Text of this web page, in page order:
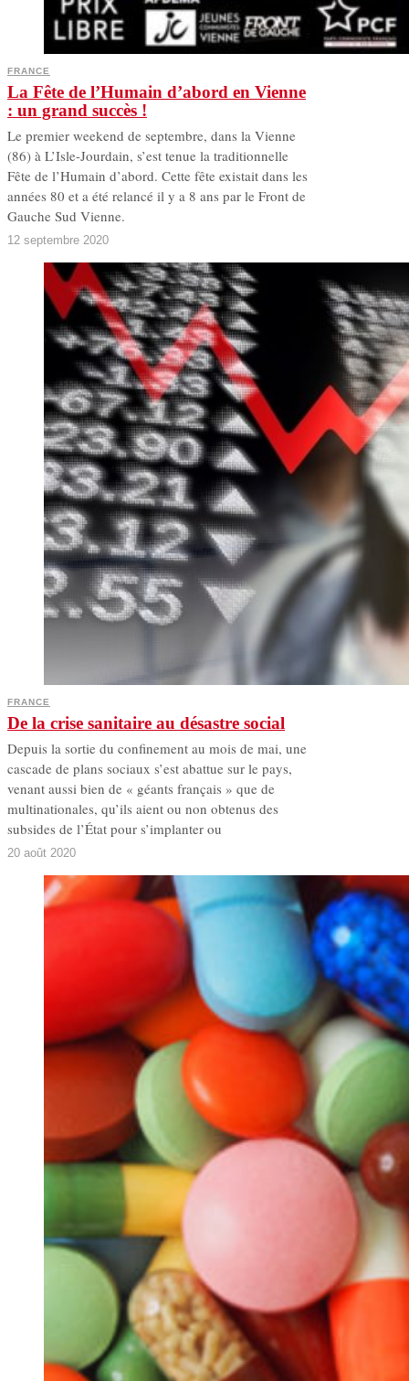
FRANCE
La Fête de l’Humain d’abord en Vienne
: un grand succès !
Le premier weekend de septembre, dans la Vienne
(86) à L’Isle-Jourdain, s’est tenue la traditionnelle
Fête de l’Humain d’abord. Cette fête existait dans les
années 80 et a été relancé il y a 8 ans par le Front de
Gauche Sud Vienne.
12 septembre 2020
FRANCE
De la crise sanitaire au désastre social
Depuis la sortie du confinement au mois de mai, une
cascade de plans sociaux s’est abattue sur le pays,
venant aussi bien de « géants français » que de
multinationales, qu’ils aient ou non obtenus des
subsides de l’État pour s’implanter ou
20 août 2020